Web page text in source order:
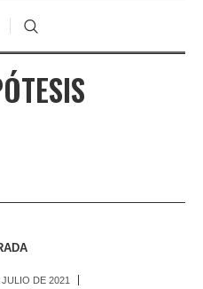
DE 2021